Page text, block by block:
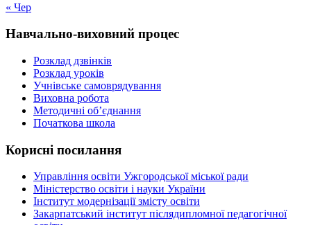
« Чер
Навчально-виховний процес
Розклад дзвінків
Розклад уроків
Учнівське самоврядування
Виховна робота
Методичні об’єднання
Початкова школа
Корисні посилання
Управління освіти Ужгородської міської ради
Міністерство освіти і науки України
Інститут модернізації змісту освіти
Закарпатський інститут післядипломної педагогічної